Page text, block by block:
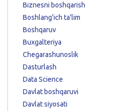
Biznesni boshqarish
Boshlang'ich ta'lim
Boshqaruv
Buxgalteriya
Chegarashunoslik
Dasturlash
Data Science
Davlat boshqaruvi
Davlat siyosati